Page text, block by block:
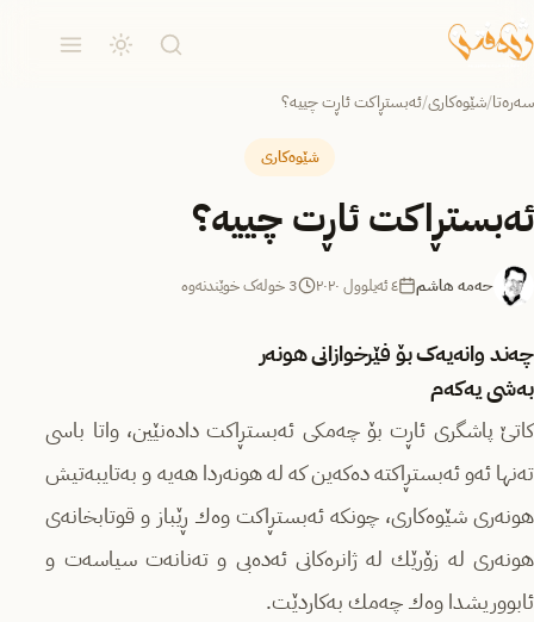
سەرەتا/شێوەکاری/ئه‌بستڕاكت ئاڕت چییه‌؟
شێوەکاری
ئه‌بستڕاكت ئاڕت چییه‌؟
حەمە هاشم ٤ ئەیلوول ٢٠٢٠ 3 خولەک خوێندنەوە
چەند وانەیەک بۆ فێرخوازانی هونەر
به‌شى یه‌كه‌م
كاتێ‌ پاشگرى ئاڕت بۆ چه‌مكى ئه‌بستڕاكت دادەنێین، واتا باسی
ته‌نها ئه‌و ئه‌بستڕاكته‌ ده‌كه‌ین كه‌ له‌ هونه‌ردا هه‌یه‌ و به‌تایبه‌تیش
هونه‌رى شێوه‌كارى، چونكه‌ ئه‌بستڕاكت وه‌ك ڕێباز و قوتابخانەی
هونه‌رى له‌ زۆرێك له‌ ژانره‌كانى ئه‌ده‌بى و ته‌نانه‌ت سیاسه‌ت و
ئابووریشدا وه‌ك چه‌مك به‌كاردێت.